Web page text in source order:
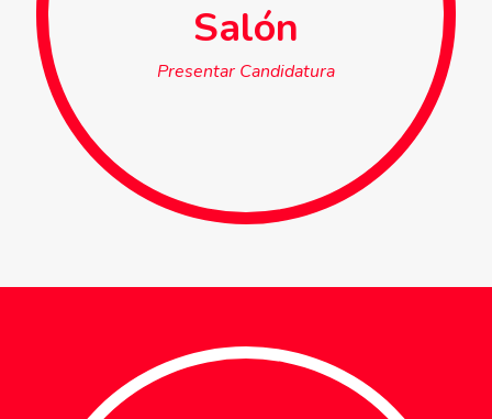
Salón
Presentar Candidatura